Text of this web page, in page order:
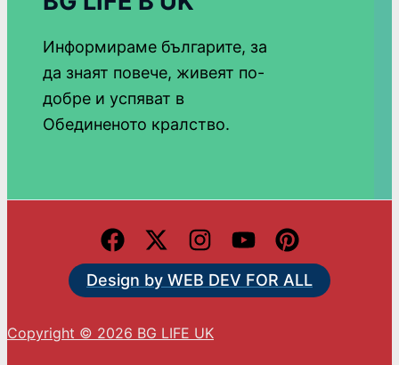
Информираме българите, за
да знаят повече, живеят по-
добре и успяват в
Обединеното кралство.
Design by WEB DEV FOR ALL
Copyright © 2026 BG LIFE UK